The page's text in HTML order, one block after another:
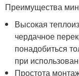
Преимущества
Высокая
чердачное
понадобиться
при
Простота